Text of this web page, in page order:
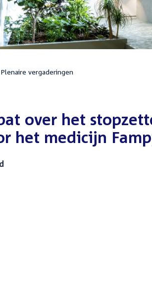
Plenaire vergaderingen
over het
het medicijn